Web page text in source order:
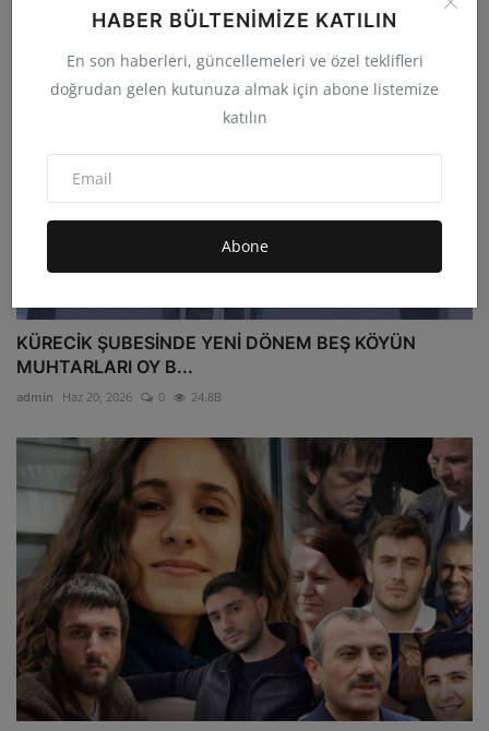
HABER BÜLTENIMIZE KATILIN
En son haberleri, güncellemeleri ve özel teklifleri
doğrudan gelen kutunuza almak için abone listemize
katılın
Abone
KÜRECİK ŞUBESİNDE YENİ DÖNEM BEŞ KÖYÜN
MUHTARLARI OY B...
admin Haz 20, 2026 0 24.8B